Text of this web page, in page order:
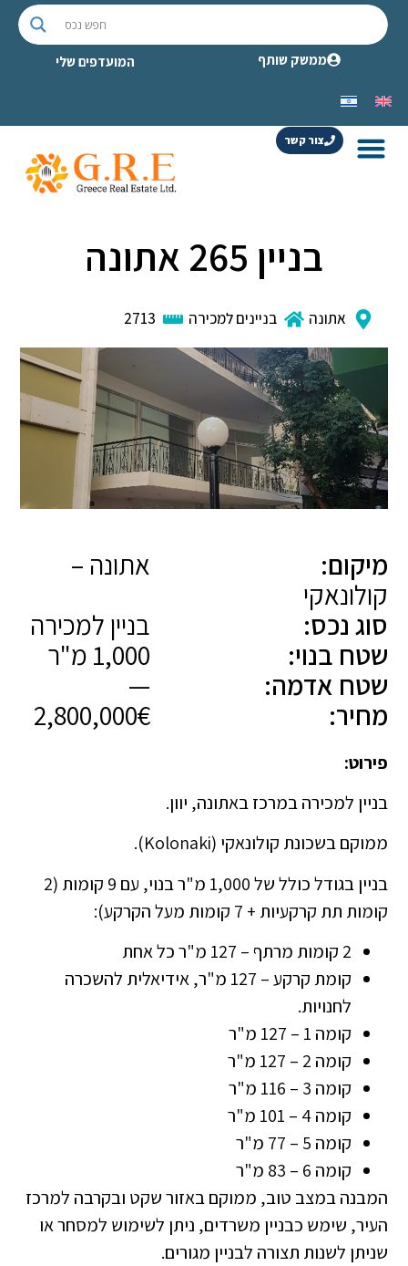
ממשק שותף המועדפים שלי
צור קשר
בניין 265 אתונה
אתונה בניינים למכירה 2713
מיקום:
אתונה –
קולונאקי
סוג נכס:
בניין למכירה
שטח בנוי:
שטח אדמה:
—
מחיר:
2,800,000€
פירוט:
בניין למכירה במרכז באתונה, יוון.
ממוקם בשכונת קולונאקי (Kolonaki).
בניין בגודל כולל של 1,000 מ"ר בנוי, עם 9 קומות (2
קומות תת קרקעיות + 7 קומות מעל הקרקע):
2 קומות מרתף – 127 מ"ר כל אחת
קומת קרקע – 127 מ"ר, אידיאלית להשכרה
לחנויות.
קומה 1 – 127 מ"ר
קומה 2 – 127 מ"ר
קומה 3 – 116 מ"ר
קומה 4 – 101 מ"ר
קומה 5 – 77 מ"ר
קומה 6 – 83 מ"ר
המבנה במצב טוב, ממוקם באזור שקט ובקרבה למרכז
העיר, שימש כבניין משרדים, ניתן לשימוש למסחר או
שניתן לשנות תצורה לבניין מגורים.